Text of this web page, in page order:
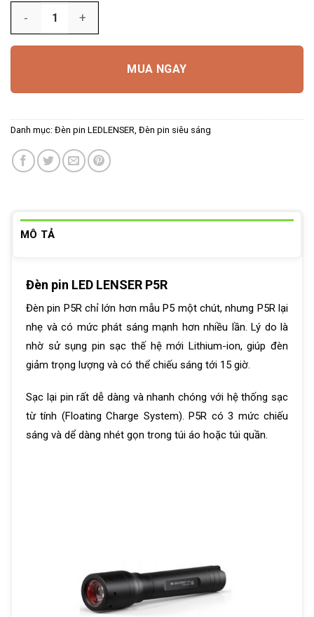
MUA NGAY
Danh mục: Đèn pin LEDLENSER Đèn pin siêu sáng
MÔ TẢ
Đèn pin LED LENSER P5R
Đèn pin P5R chỉ lớn hơn mẫu P5 một chút, nhưng P5R lại
nhẹ và có mức phát sáng mạnh hơn nhiều lần. Lý do là
nhờ sử sụng pin sạc thế hệ mới Lithium-ion, giúp đèn
giảm trọng lượng và có thể chiếu sáng tới 15 giờ.
Sạc lại pin rất dễ dàng và nhanh chóng với hệ thống sạc
từ tính (Floating Charge System). P5R có 3 mức chiếu
sáng và dể dàng nhét gọn trong túi áo hoặc túi quần.